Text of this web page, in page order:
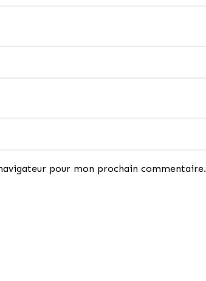
pour mon prochain commentaire.